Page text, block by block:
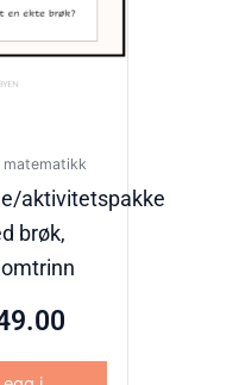
matematikk
aktivitetspakke
brøk,